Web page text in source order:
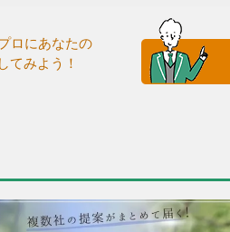
ロにあなたの
てみよう！